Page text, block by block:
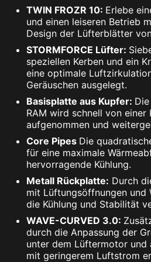
TWIN FROZR 10: Erlebe
und einen leiseren Betrieb
Design der Lüfterblätter
STORMFORCE Lüfter:
speziellen Kerben und ein
eine optimale
Geräuschen ausgelegt.
Basisplatte aus Kupfer:
RAM wird schnell von
aufgenommen und
Core Pipes Die
für eine maximale
hervorragende Kühlung.
Metall Rückplatte: Durch
mit Lüftungsöffnungen und
die Kühlung und Stabilität
WAVE-CURVED 3.0:
durch die Anpassung der
unter dem Lüftermotor und
mit geringerem Luftstrom